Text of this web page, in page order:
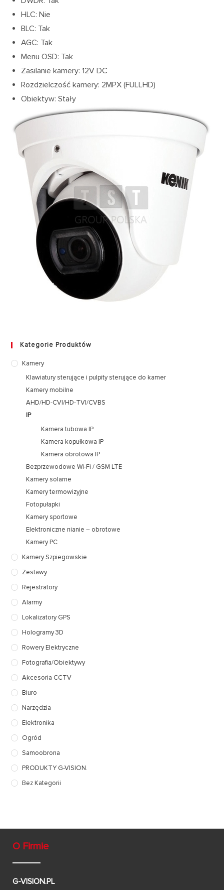
HLC: Nie
BLC: Tak
AGC: Tak
Menu OSD: Tak
Zasilanie kamery: 12V DC
Rozdzielczość kamery: 2MPX (FULLHD)
Obiektyw: Stały
Kategorie Produktów
Kamery
Klawiatury sterujące i pulpity sterujące do kamer
Kamery mobilne
AHD/HD-CVI/HD-TVI/CVBS
IP
Kamera tubowa IP
Kamera kopułkowa IP
Kamera obrotowa IP
Bezprzewodowe Wi-Fi / GSM LTE
Kamery solarne
Kamery termowizyjne
Fotopułapki
Kamery sportowe
Elektroniczne nianie – obrotowe
Kamery PC
Kamery Szpiegowskie
Zestawy
Rejestratory
Alarmy
Lokalizatory GPS
Hologramy 3D
Rowery Elektryczne
Fotografia/Obiektywy
Akcesoria CCTV
Biuro
Narzędzia
Elektronika
Ogród
Samoobrona
PRODUKTY G-VISION.
Bez Kategorii
O Firmie
G-VISION.PL